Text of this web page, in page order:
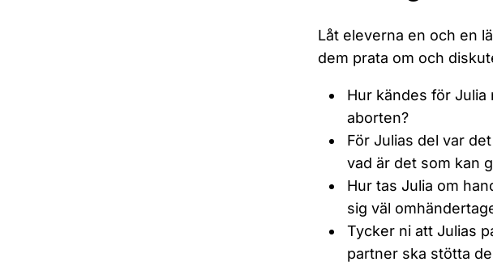
Låt eleverna en och en
dem prata om och
Hur kändes för
aborten?
För Julias del var
vad är det som kan
Hur tas Julia om
sig väl
Tycker ni att Julias
partner ska stötta